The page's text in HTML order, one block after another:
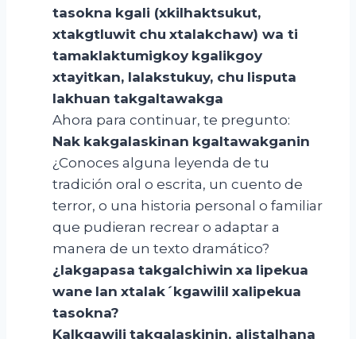
tasokna kgali (xkilhaktsukut,
xtakgtluwit chu xtalakchaw) wa ti
tamaklaktumigkoy kgalikgoy
xtayitkan, lalakstukuy, chu lisputa
lakhuan takgaltawakga
Ahora para continuar, te pregunto:
Nak kakgalaskinan kgaltawakganin
¿Conoces alguna leyenda de tu
tradición oral o escrita, un cuento de
terror, o una historia personal o familiar
que pudieran recrear o adaptar a
manera de un texto dramático?
¿ lakgapasa takgalchiwin xa lipekua
wane lan xtalak´kgawilil xalipekua
tasokna?
Kalkgawili takgalaskinin, alistalhana